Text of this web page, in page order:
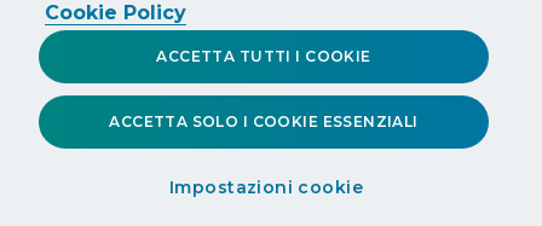
Cookie Policy
Impostazioni cookie
ACCETTA SOLO I COOKIE ESSENZIALI
ACCETTA TUTTI I COOKIE